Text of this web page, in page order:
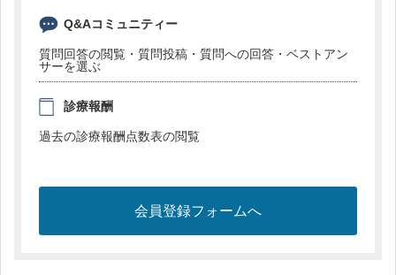
Q&Aコミュニティー
質問回答の閲覧・質問投稿・質問への回答・ベストアン
サーを選ぶ
診療報酬
過去の診療報酬点数表の閲覧
会員登録フォームへ